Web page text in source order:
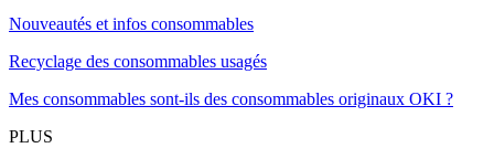
Nouveautés et infos consommables
Recyclage des consommables usagés
Mes consommables sont-ils des consommables originaux OKI ?
PLUS